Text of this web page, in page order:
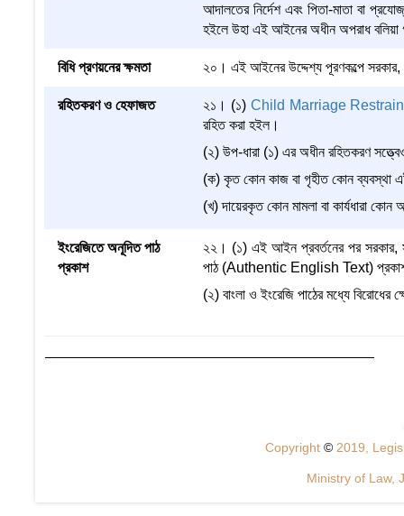
আদালতের নির্দেশ এবং পিতা-মাতা বা
হইলে উহা এই আইনের অধীন অপরাধ বলিয়া
বিধি প্রণয়নের ক্ষমতা ২০। এই আইনের উদ্দেশ্য পূরণকল্পে সরকার,
রহিতকরণ ও হেফাজত ২১। (১) Child Marriage
রহিত করা হইল।
(২) উপ-ধারা (১) এর অধীন রহিতকরণ
(ক) কৃত কোন কাজ বা গৃহীত কোন ব্যবস্থা
(খ) দায়েরকৃত কোন মামলা বা কার্যধারা
ইংরেজিতে অনূদিত পাঠ
প্রকাশ
২২। (১) এই আইন প্রবর্তনের পর সরকার,
পাঠ (Authentic English Text)
(২) বাংলা ও ইংরেজি পাঠের মধ্যে বিরোধের
Copyright ©2019,
Ministry of Law,